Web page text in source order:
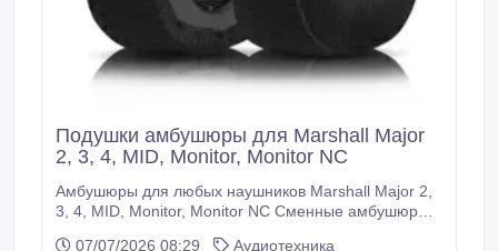
Подушки амбушюры для Marshall Major
2, 3, 4, MID, Monitor, Monitor NC
Амбушюры для любых наушников Marshall Major 2,
3, 4, MID, Monitor, Monitor NC Сменные амбушюры
07/07/2026 08:29
Аудиотехника